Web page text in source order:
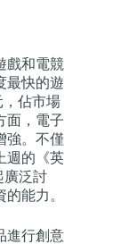
戲和電競
最快的遊
，佔市場
面，電子
強。不僅
週的《英
廣泛討
能力。
進行創意